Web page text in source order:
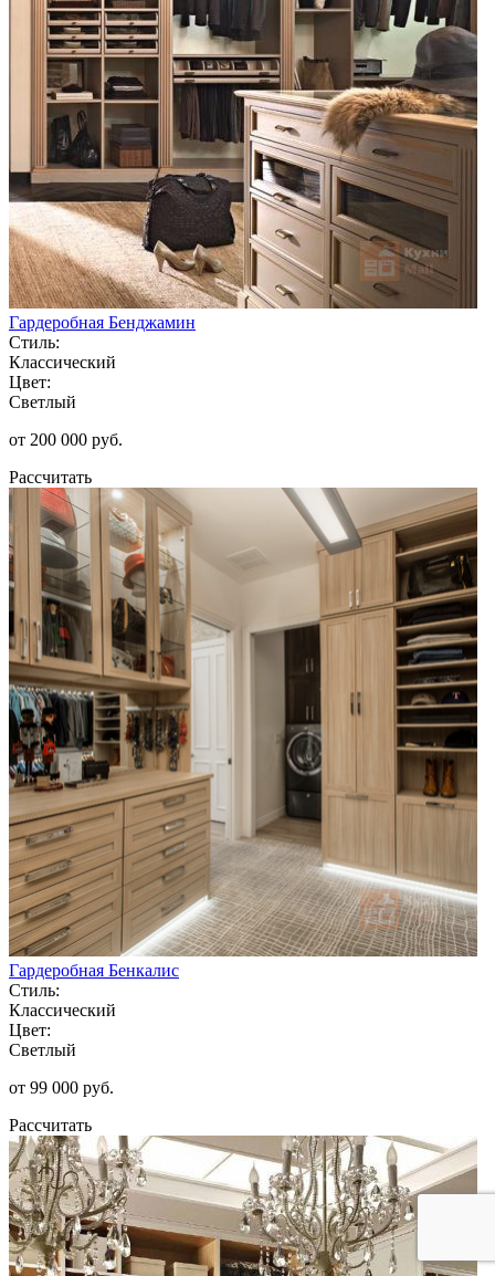
Гардеробная Бенджамин
Стиль:
Классический
Цвет:
Светлый
от 200 000 руб.
Рассчитать
Гардеробная Бенкалис
Стиль:
Классический
Цвет:
Светлый
от 99 000 руб.
Рассчитать